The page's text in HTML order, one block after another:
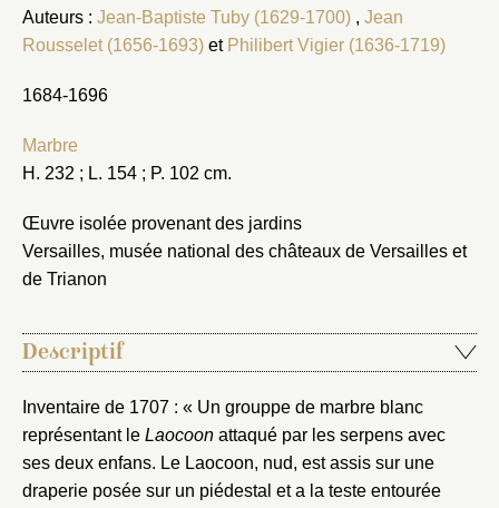
Auteurs : Jean-Baptiste Tuby (1629-1700) , Jean
Rousselet (1656-1693) et Philibert Vigier (1636-1719)
1684-1696
Marbre
H. 232 ; L. 154 ; P. 102 cm.
Œuvre isolée provenant des jardins
Versailles, musée national des châteaux de Versailles et
de Trianon
Descriptif
Inventaire de 1707 : « Un grouppe de marbre blanc
représentant le Laocoon attaqué par les serpens avec
ses deux enfans. Le Laocoon, nud, est assis sur une
draperie posée sur un piédestal et a la teste entourée